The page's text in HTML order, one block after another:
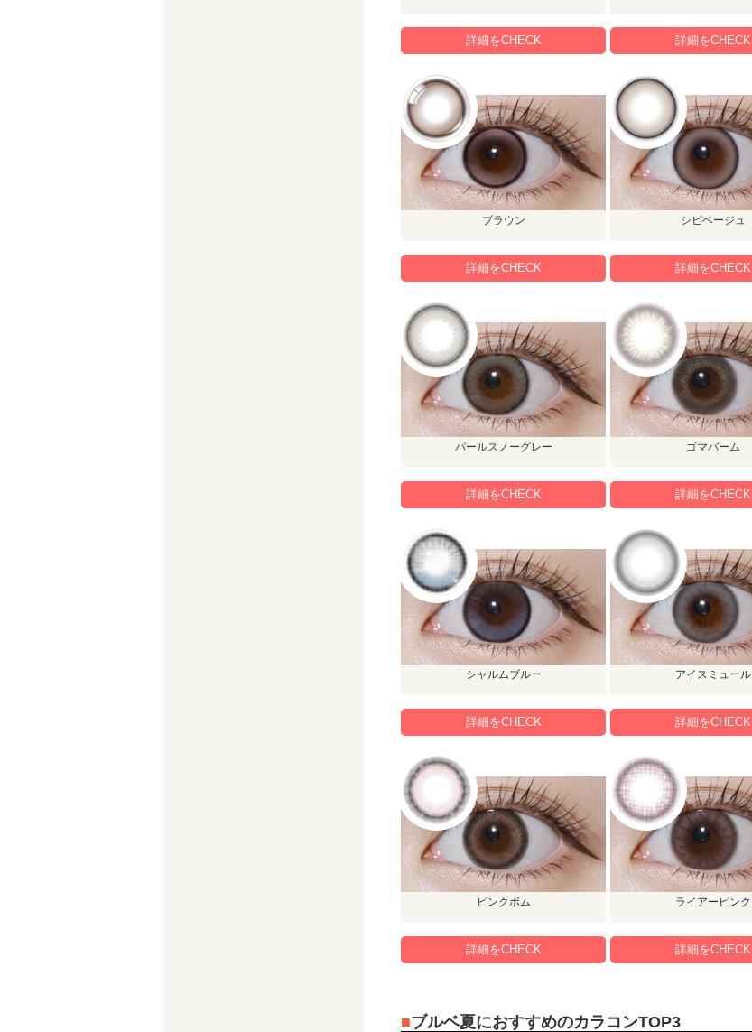
詳細をCHECK 詳細をCHECK
ブラウン
詳細をCHECK
シピベージュ
詳細をCHECK
パールスノーグレー
詳細をCHECK
ゴマバーム
詳細をCHECK
シャルムブルー
詳細をCHECK
アイスミュール
詳細をCHECK
ピンクボム
詳細をCHECK
ライアーピンク
詳細をCHECK
ブルベ夏におすすめのカラコンTOP3